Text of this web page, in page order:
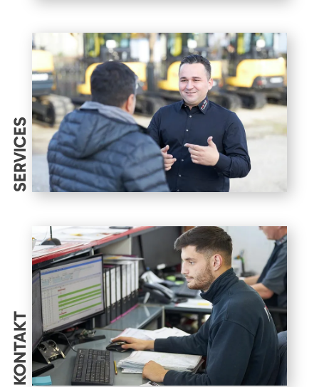
SERVICES
KONTAKT